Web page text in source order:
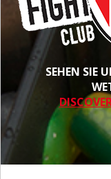
SEHEN SIE